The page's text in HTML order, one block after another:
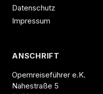
Datenschutz
Impressum
ANSCHRIFT
Opernreiseführer e.K.
Nahestraße 5